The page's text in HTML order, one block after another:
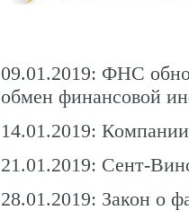
09.01.2019: ФНС
обмен финансовой
14.01.2019:
21.01.2019: Сент-
28.01.2019: Закон о